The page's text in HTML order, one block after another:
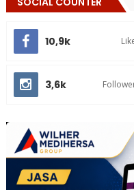
10,9k
3,6k